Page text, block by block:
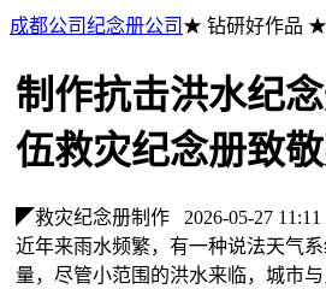
成都公司纪念册公司 ★ 钻研好作
制作抗击洪水纪
伍救灾纪念册致
◤救灾纪念册制作
2026-05-27 11:11
近年来雨水频繁，有一种说法天气
量，尽管小范围的洪水来临，城市